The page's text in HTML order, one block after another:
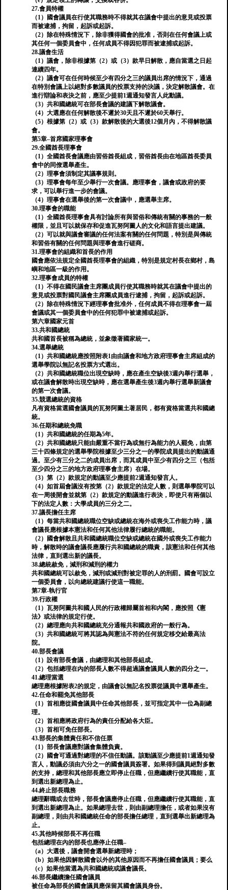
27.會員特權
（1）國會議員在行使其職務時不得就其在議會中提出的意見或投票
而被逮捕，拘留，起訴或起訴。
（2）除在特殊情況下，除非獲得國會的批准，否則在任何會議上或
其任何一個委員會中，任何成員不得因犯罪而被逮捕或起訴。
28.議會生活
（1）議會，除非根據第（2）或（3）款早日解散，應自當選之日起
連續四年。
（2）議會可在任何時候至少有四分之三的議員出席的情況下，通過
在特別會議上以絕對多數議員的投票支持的決議，決定解散議會。在
進行辯論和表決之前，應至少提前1週通知發言人此動議。
（3）共和國總統可在部長會議的建議下解散議會。
（4）大選應在任何解散後不遲於30天且不遲於60天舉行。
（5）根據第（2）或（3）款解散後的大選後12個月內，不得解散議
會。
第5章–首席國家理事會
29.全國酋長理事會
（1）全國酋長會議應由習俗酋長組成，習俗酋長由在地區酋長委員
會中的同僚選舉產生。
（2）理事會須制定其議事規則。
（3）理事會每年至少舉行一次會議。應理事會，議會或政府的要
求，可以舉行進一步的會議。
（4）理事會在選舉後的第一次會議中，應選舉主席。
30.理事會的職能
（1）全國酋長理事會具有討論所有與習俗和傳統有關的事務的一般
權限，並且可以就保存和促進瓦努阿圖人的文化和語言提出建議。
（2）可以就與議會審議的任何法案有關的任何問題，特別是與傳統
和習俗有關的任何問題與理事會進行磋商。
31.理事會的組織和首長的作用
國會應依法規定全國酋長理事會的組織，特別是規定村長在鄉村，島
嶼和地區一級的作用。
32.理事會成員的特權
（1）不得在國民議會主席團成員行使其職務時就其在議會中提出的
意見或投票對國民議會主席團成員進行逮捕，拘留，起訴或起訴。
（2）除在特殊情況下經理事會批准外，任何成員不得在理事會一屆
會議或其一個委員會中的任何犯罪中被逮捕或起訴。
第六章國家元首
33.共和國總統
共和國首長被稱為總統，並象徵著國家統一。
34.選舉總統
（1）共和國總統應按照附表1由由議會和地方政府理事會主席組成的
選舉學院以無記名投票方式選出。
（2）共和國總統職位出現空缺時，應在產生空缺後3週內舉行選舉，
或在議會解散時出現空缺時，應在選舉產生後3週內舉行選舉新議會
的第一次會議。
35.競選總統的資格
凡有資格當選國會議員的瓦努阿圖土著居民，都有資格當選共和國總
統。
36.任期和總統免職
（1）共和國總統的任期為5年。
（2）共和國總統只能由嚴重不當行為或無行為能力的人罷免，由第
三十四條規定的選舉學院根據至少三分之一的學院成員提出的動議通
過。至少有三分之二的成員出席，而其成員中至少有四分之三（包括
至少四分之三的地方政府理事會主席）在場。
（3）第（2）款規定的動議至少應提前2週通知發言人。
（4）如首屆會議沒有按第（2）款規定的法定人數，則選舉學院可以
在一周後開會並就第（2）款規定的動議進行表決，即使只有兩個以
下的法定人數：大學成員的三分之二。
37.議長擔任主席
（1）每當共和國總統職位空缺或總統在海外或喪失工作能力時，議
會議長應根據本憲法和任何其他法律履行總統的職能。
（2）國會解散且共和國總統職位空缺或總統在國外或喪失工作能力
時，解散時的議會議長應履行共和國總統的職責，該憲法和任何其他
法律，直到選出新的議長。
38.總統赦免，減刑和減刑的權力
共和國總統可以赦免，減刑或減刑對被定罪的人的刑罰。國會可設立
一個委員會，以向總統建議行使這一職能。
第7章-執行官
39.行政權
（1）瓦努阿圖共和國人民的行政權歸屬首相和內閣，應按照《憲
法》或法律的規定行使。
（2）總理應向共和國總統充分通報共和國政府的一般行為。
（3）共和國總統可將其認為與憲法不符的任何規定移交給最高法
院。
40.部長會議
（1）設有部長會議，由總理和其他部長組成。
（2）包括總理在內的部長人數不得超過議會議員人數的四分之一。
41.總理當選
總理應根據附表2的規定，由議會以無記名投票從議員中選舉產生。
42.任命和罷免其他部長
（1）首相應從國會議員中任命其他部長，並可指定其中一位為副總
理。
（2）首相應將政府行為的責任分配給各大臣。
（3）首相可免任部長。
43.部長的集體責任和不信任票
（1）部長會議應對議會集體負責。
（2）國會可通過對總理的不信任動議。該動議至少應提前1週通知發
言人，動議必須由六分之一的國會議員簽署。如果得到議員絕對多數
的支持，總理和其他部長應立即停止任職，但應繼續行使其職能，直
到選出新總理為止。
44.終止部長職務
總理辭職或去世時，部長會議應停止任職，但應繼續行使其職能，直
到選出新總理為止。如果總理去世，則由副總理擔任，或者如果沒有
副總理，則由共和國總統任命的部長擔任總理，直到選舉出新總理為
止。
45.其他時候部長不再任職
包括總理在內的部長也應停止任職–
（a）大選後，議會開會選舉新總理時；
（b）如果他因解散國會以外的其他原因而不再擔任國會議員；要么
（c）如果他當選為共和國總統或議會議長。
46.部長繼續擔任國會議員
被任命為部長的國會議員應保留其國會議員身份。